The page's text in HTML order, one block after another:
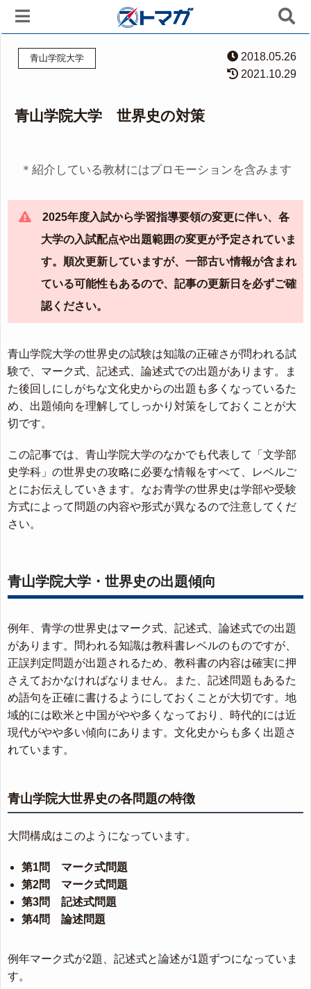
青山学院大学
2018.05.26
2021.10.29
青山学院大学 世界史の対策
＊紹介している教材にはプロモーションを含みます
2025年度入試から学習指導要領の変更に伴い、各
大学の入試配点や出題範囲の変更が予定されていま
す。順次更新していますが、一部古い情報が含まれ
ている可能性もあるので、記事の更新日を必ずご確
認ください。
青山学院大学の世界史の試験は知識の正確さが問われる試
験で、マーク式、記述式、論述式での出題があります。ま
た後回しにしがちな文化史からの出題も多くなっているた
め、出題傾向を理解してしっかり対策をしておくことが大
切です。
この記事では、青山学院大学のなかでも代表して「文学部
史学科」の世界史の攻略に必要な情報をすべて、レベルご
とにお伝えしていきます。なお青学の世界史は学部や受験
方式によって問題の内容や形式が異なるので注意してくだ
さい。
青山学院大学・世界史の出題傾向
例年、青学の世界史はマーク式、記述式、論述式での出題
があります。問われる知識は教科書レベルのものですが、
正誤判定問題が出題されるため、教科書の内容は確実に押
さえておかなければなりません。また、記述問題もあるた
め語句を正確に書けるようにしておくことが大切です。地
域的には欧米と中国がやや多くなっており、時代的には近
現代がやや多い傾向にあります。文化史からも多く出題さ
れています。
青山学院大世界史の各問題の特徴
大問構成はこのようになっています。
第1問 マーク式問題
第2問 マーク式問題
第3問 記述式問題
第4問 論述問題
例年マーク式が2題、記述式と論述が1題ずつになっていま
す。